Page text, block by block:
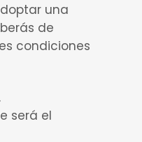
una
de
condiciones
será el